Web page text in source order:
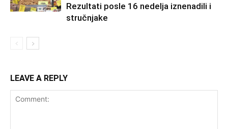
Rezultati posle 16 nedelja iznenadili i
stručnjake
LEAVE A REPLY